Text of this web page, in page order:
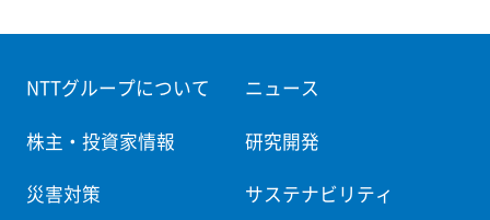
NTTグループについて ニュース
株主・投資家情報 研究開発
災害対策 サステナビリティ